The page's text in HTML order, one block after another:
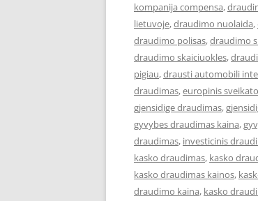
kompanija compensa,
lietuvoje,draudimo nuolaida,
draudimo polisas,draudimo
draudimo skaiciuokles,
pigiau,drausti automobili
draudimas,europinis
gjensidige draudimas,
gyvybes draudimas kaina,
draudimas, investicinis
kasko draudimas, kasko
kasko draudimas kainos,
draudimo kaina, kasko